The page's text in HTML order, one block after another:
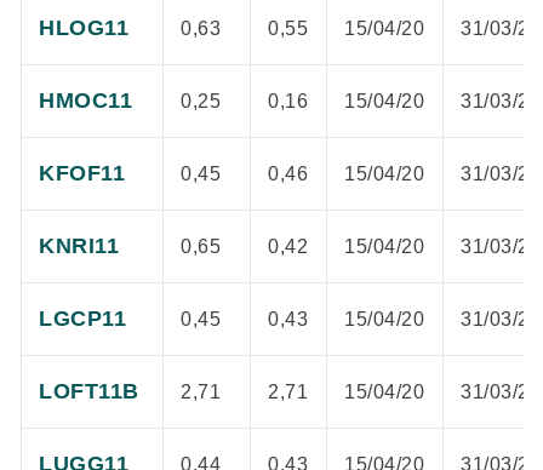
HLOG11 0,63 0,55 15/04/20 31/03/20
HMOC11 0,25 0,16 15/04/20 31/03/20
KFOF11 0,45 0,46 15/04/20 31/03/20
KNRI11 0,65 0,42 15/04/20 31/03/20
LGCP11 0,45 0,43 15/04/20 31/03/20
LOFT11B 2,71 2,71 15/04/20 31/03/20
LUGG11 0,44 0,43 15/04/20 31/03/20